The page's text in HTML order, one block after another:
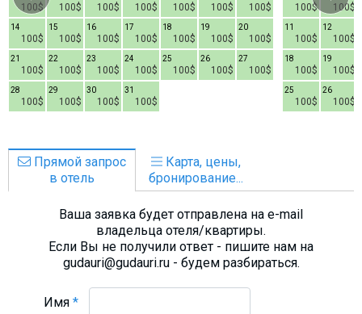
100$ 100$ 100$ 100$ 100$ 100$ 100$
100$
14
100$
15
100$
16
100$
17
100$
18
100$
19
100$
20
100$
21
100$
22
100$
23
100$
24
100$
25
100$
26
100$
27
100$
28
100$
29
100$
30
100$
31
100$ 100$
100$
11
100$
12
100$
18
100$
19
100$
25
100$
26
Прямой запрос
в отель
Карта, цены,
бронирование...
Ваша заявка будет отправлена на e-mail
владельца отеля/квартиры.
Если Вы не получили ответ - пишите нам на
gudauri@gudauri.ru - будем разбираться.
Имя*